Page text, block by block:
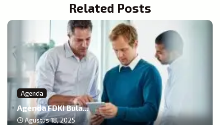
Related Posts
Agenda
Agenda FDKI Bula...
Agustus 18, 2025